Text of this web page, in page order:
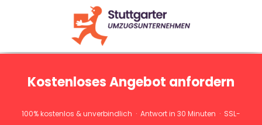
Kostenloses Angebot anfordern
100% kostenlos & unverbindlich · Antwort in 30 Minuten · SSL-